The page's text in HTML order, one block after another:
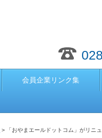
会員企業リンク集
> 「おやまエールドットコム」がリニ